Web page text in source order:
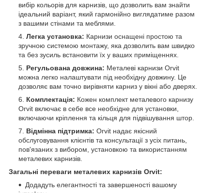
вибір кольорів для карнизів, що дозволить вам знайти
ідеальний варіант, який гармонійно виглядатиме разом
з вашими стінами та меблями.
Легка установка: Карнизи оснащені простою та
зручною системою монтажу, яка дозволить вам швидко
та без зусиль встановити їх у ваших приміщеннях.
Регульована довжина: Металеві карнизи Orvit
можна легко налаштувати під необхідну довжину. Це
дозволяє вам точно вирівняти карниз у вікні або дверях.
Комплектація: Кожен комплект металевого карнизу
Orvit включає в себе все необхідне для установки,
включаючи кріплення та кільця для підвішування штор.
Відмінна підтримка: Orvit надає якісний
обслуговування клієнтів та консультації з усіх питань,
пов'язаних з вибором, установкою та використанням
металевих карнизів.
Загальні переваги металевих карнизів Orvit:
Додадуть елегантності та завершеності вашому